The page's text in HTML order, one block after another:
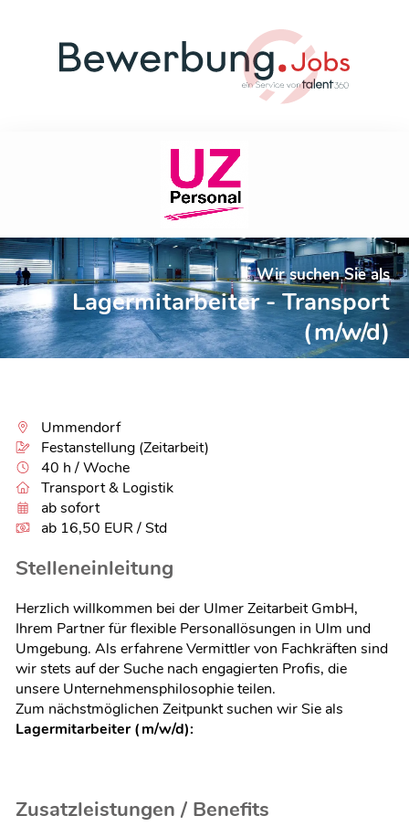
Wir suchen Sie als
Lagermitarbeiter - Transport
(m/w/d)
Ummendorf
Festanstellung (Zeitarbeit)
40 h / Woche
Transport & Logistik
ab sofort
ab 16,50 EUR / Std
Stelleneinleitung
Herzlich willkommen bei der Ulmer Zeitarbeit GmbH,
Ihrem Partner für flexible Personallösungen in Ulm und
Umgebung. Als erfahrene Vermittler von Fachkräften sind
wir stets auf der Suche nach engagierten Profis, die
unsere Unternehmensphilosophie teilen.
Zum nächstmöglichen Zeitpunkt suchen wir Sie als
Lagermitarbeiter (m/w/d):
Zusatzleistungen / Benefits